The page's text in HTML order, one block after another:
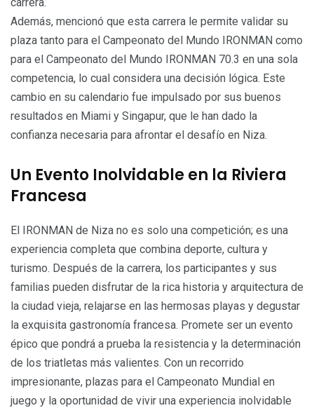
Además, mencionó que esta carrera le permite validar su
plaza tanto para el Campeonato del Mundo IRONMAN como
para el Campeonato del Mundo IRONMAN 70.3 en una sola
competencia, lo cual considera una decisión lógica. Este
cambio en su calendario fue impulsado por sus buenos
resultados en Miami y Singapur, que le han dado la
confianza necesaria para afrontar el desafío en Niza.
Un Evento Inolvidable en la Riviera
Francesa
El IRONMAN de Niza no es solo una competición; es una
experiencia completa que combina deporte, cultura y
turismo. Después de la carrera, los participantes y sus
familias pueden disfrutar de la rica historia y arquitectura de
la ciudad vieja, relajarse en las hermosas playas y degustar
la exquisita gastronomía francesa. Promete ser un evento
épico que pondrá a prueba la resistencia y la determinación
de los triatletas más valientes. Con un recorrido
impresionante, plazas para el Campeonato Mundial en
juego y la oportunidad de vivir una experiencia inolvidable